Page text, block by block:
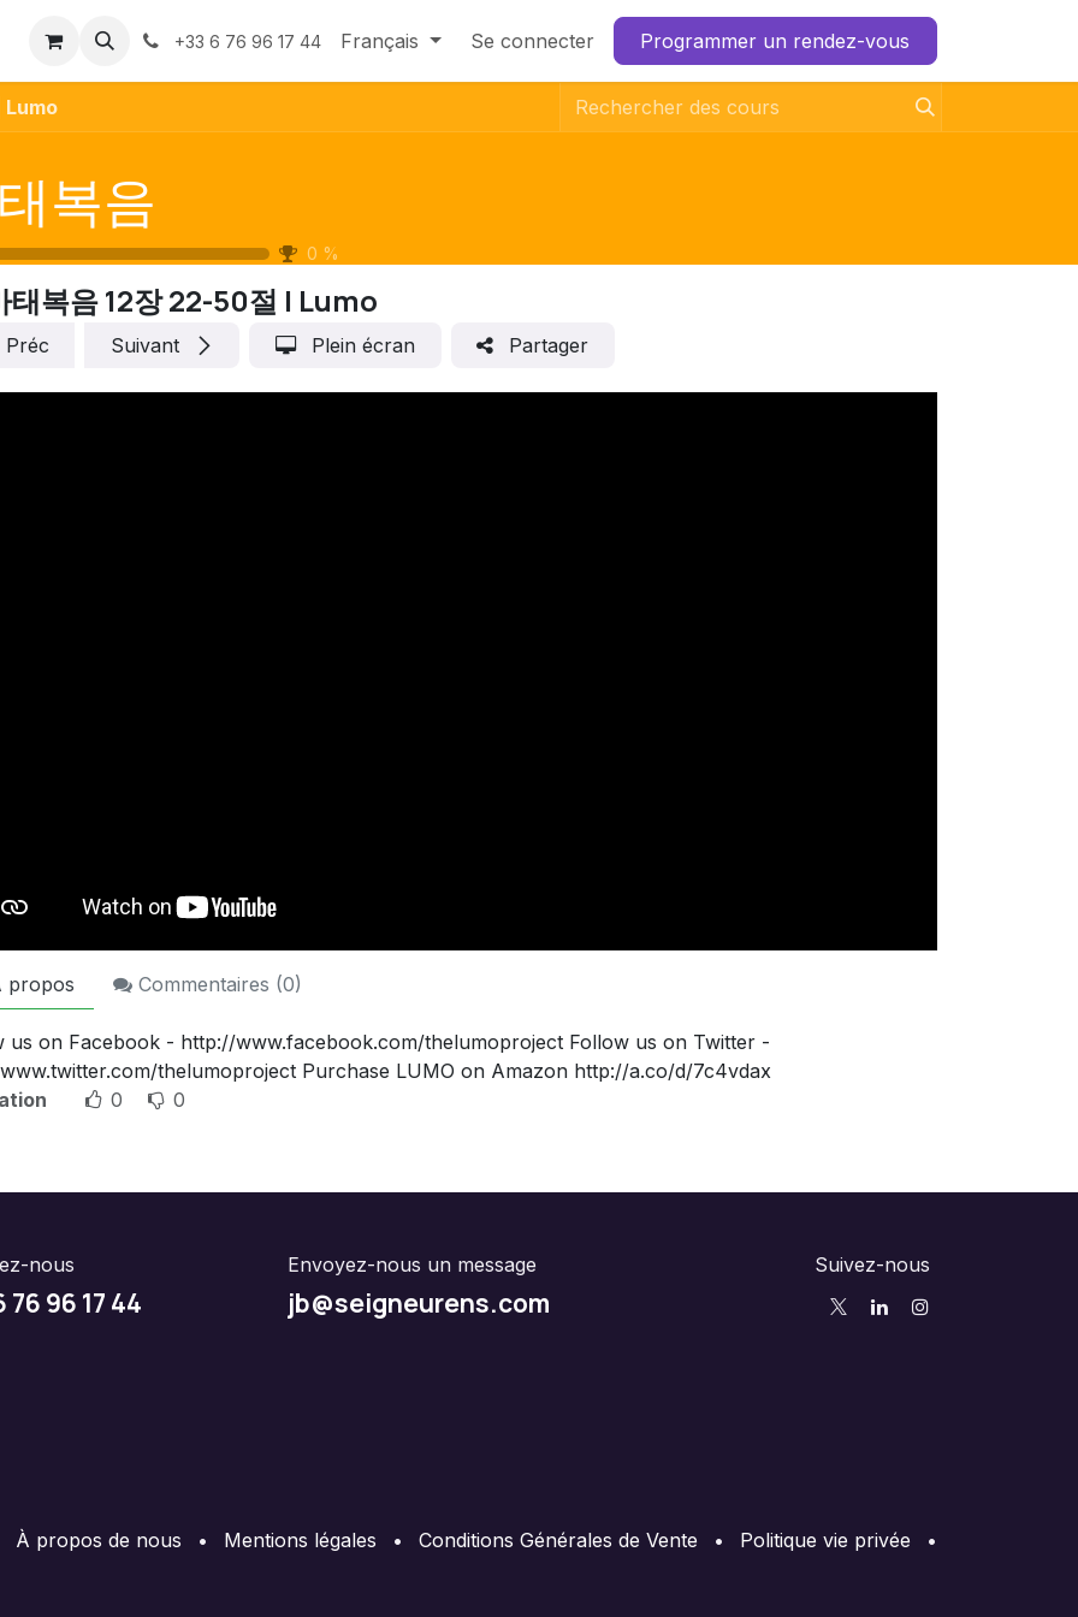
Contactez-nous+33 6 76 96 17 44 Français Se connecter Programmer un rendez-vous
Lumo
복음
0 %
태복음 12장 22-50절 | Lumo
Préc Suivant Plein écran Partager
propos Commentaires (0)
us on Facebook - http://www.facebook.com/thelumoproject Follow us on Twitter -
thelumoproject Purchase LUMO on Amazon http://a.co/d/7c4vdax
0 0
nous
76 96 17 44
Envoyez-nous un message
jb@seigneurens.com
Suivez-nous
À propos de nous • Mentions légales • Conditions Générales de Vente • Politique vie privée •